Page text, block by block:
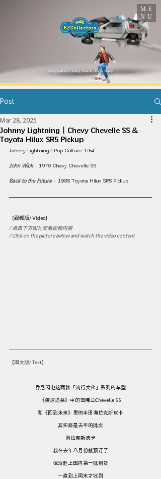
​Easy Collect · Easy Share · Easy Enjoy
ME
NU
Post
Johnny Lightning｜Chevy Chevelle SS &
Toyota Hilux SR5 Pickup
Mar 28, 2025
Johnny Lightning / Pop Culture 1/64
John Wick - 1970 Chevy Chevelle SS
Back to the Future - 1985 Toyota Hilux SR5 Pickup
【视频版/ Video】
/ 点击下方图片观看视频内容
/ Click on the picture below and watch the video content
【图文版/ Text】
乔尼闪电这两款「流行文化」系列的车型
《疾速追杀》中的雪佛兰Chevelle SS
和《回到未来》里的丰田海拉克斯皮卡
其实都是去年的批次
海拉克斯皮卡
我在去年八月份就预订了
但没赶上国内第一批到货
一直到上周末才收到